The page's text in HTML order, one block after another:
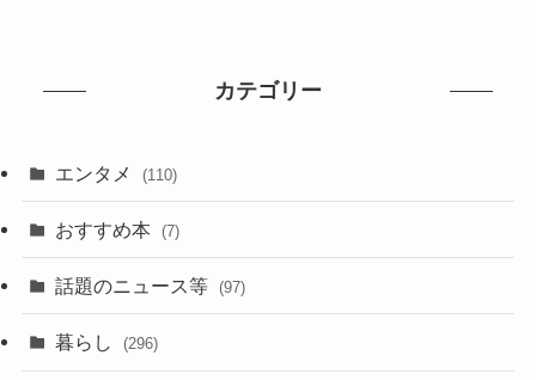
カテゴリー
エンタメ (110)
おすすめ本 (7)
話題のニュース等 (97)
暮らし (296)